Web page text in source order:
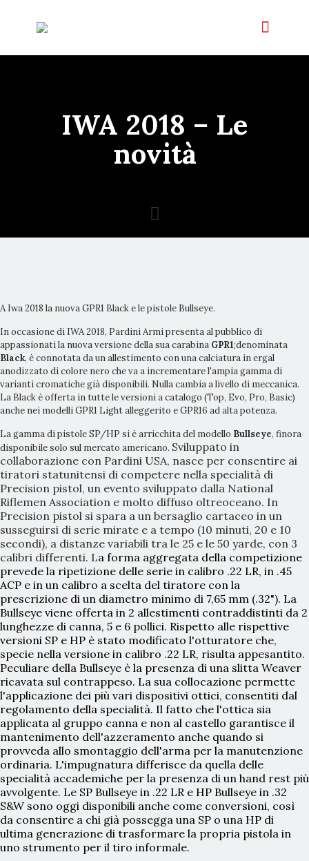
IWA 2018 – Le
novità
A Iwa 2018 la nuova GPR1 Black e le pistole Bullseye.
In occasione di IWA 2018, Pardini Armi presenta al pubblico di
appassionati la nuova versione della sua carabina GPR1;denominata
Black, è connotata da un allestimento con una calciatura in ergal
anodizzato di colore nero che va a incrementare l'ampia gamma di
varianti cromatiche già disponibili. Nulla cambia a livello di meccanica.
La Black è offerta in tutte le versioni a catalogo (Top, Evo, Pro, Basic)
anche nei modelli GPR1 Light alleggerito e GPR16 ad alta potenza.
La gamma di pistole SP/HP si è arricchita del modello Bullseye, finora
disponibile solo sul mercato americano. Sviluppato in
collaborazione con Pardini USA, nasce per consentire ai
tiratori statunitensi di competere nella specialità di
Precision pistol, un evento sviluppato dalla National
Riflemen Association e molto diffuso oltreoceano. In
Precision pistol si spara a un bersaglio cartaceo in un
susseguirsi di serie mirate e a tempo (10 minuti, 20 e 10
secondi), a distanze variabili tra le 25 e le 50 yarde, con 3
calibri differenti. La forma aggregata della competizione
prevede la ripetizione delle serie in calibro .22 LR, in .45
ACP e in un calibro a scelta del tiratore con la
prescrizione di un diametro minimo di 7,65 mm (.32"). La
Bullseye viene offerta in 2 allestimenti contraddistinti da 2
lunghezze di canna, 5 e 6 pollici. Rispetto alle rispettive
versioni SP e HP è stato modificato l'otturatore che,
specie nella versione in calibro .22 LR, risulta appesantito.
Peculiare della Bullseye è la presenza di una slitta Weaver
ricavata sul contrappeso. La sua collocazione permette
l'applicazione dei più vari dispositivi ottici, consentiti dal
regolamento della specialità. Il fatto che l'ottica sia
applicata al gruppo canna e non al castello garantisce il
mantenimento dell'azzeramento anche quando si
provveda allo smontaggio dell'arma per la manutenzione
ordinaria. L'impugnatura differisce da quella delle
specialità accademiche per la presenza di un hand rest più
avvolgente. Le SP Bullseye in .22 LR e HP Bullseye in .32
S&W sono oggi disponibili anche come conversioni, così
da consentire a chi già possegga una SP o una HP di
ultima generazione di trasformare la propria pistola in
uno strumento per il tiro informale.